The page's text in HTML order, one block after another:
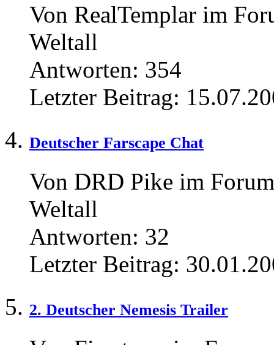
Von RealTemplar im
Weltall
Antworten: 354
Letzter Beitrag:
Deutscher Farscape Chat
Von DRD Pike im
Weltall
Antworten: 32
Letzter Beitrag:
2. Deutscher Nemesis Trailer